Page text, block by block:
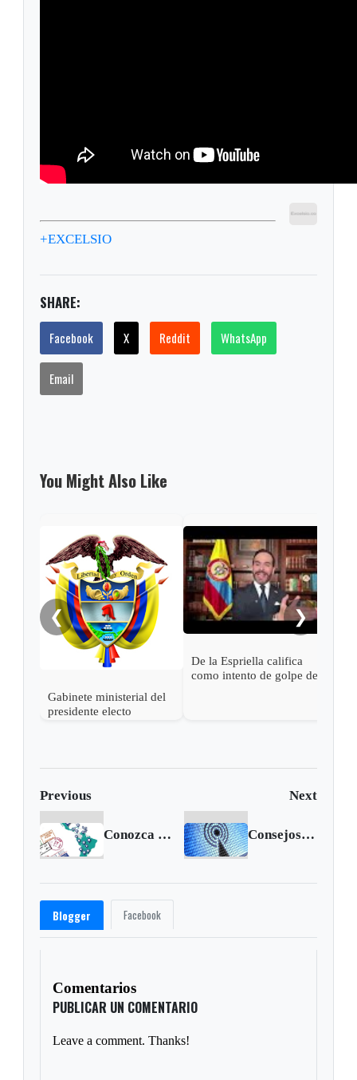
+EXCELSIO
SHARE:
Facebook X Reddit WhatsApp
Email
You Might Also Like
❮
Gabinete ministerial del
presidente electo
De la Espriella califica
como intento de golpe de
❯
Previous Next
Conozca qué países no les piden visa a los colombianos Consejos para optimizar la red inalámbrica
Blogger Facebook
Comentarios
PUBLICAR UN COMENTARIO
Leave a comment. Thanks!